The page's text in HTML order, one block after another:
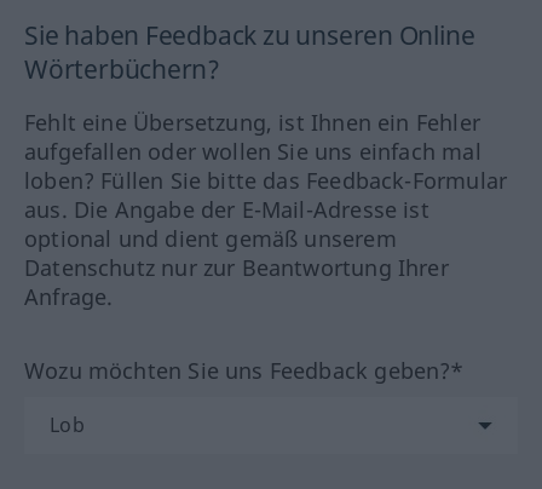
Sie haben Feedback zu unseren Online
Wörterbüchern?
Fehlt eine Übersetzung, ist Ihnen ein Fehler
aufgefallen oder wollen Sie uns einfach mal
loben? Füllen Sie bitte das Feedback-Formular
aus. Die Angabe der E-Mail-Adresse ist
optional und dient gemäß unserem
Datenschutz nur zur Beantwortung Ihrer
Anfrage.
Wozu möchten Sie uns Feedback geben?*